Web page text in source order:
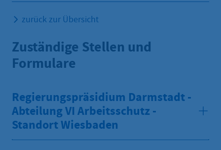
zurück zur Übersicht
Zuständige Stellen und
Formulare
Regierungspräsidium Darmstadt -
Abteilung VI Arbeitsschutz -
Standort Wiesbaden